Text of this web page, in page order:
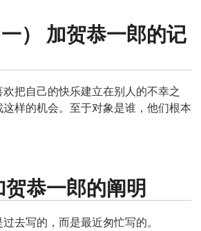
） 加贺恭一郎的记
把自己的快乐建立在别人的不幸之
样的机会。至于对象是谁，他们根本
恭一郎的阐明
去写的，而是最近匆忙写的。